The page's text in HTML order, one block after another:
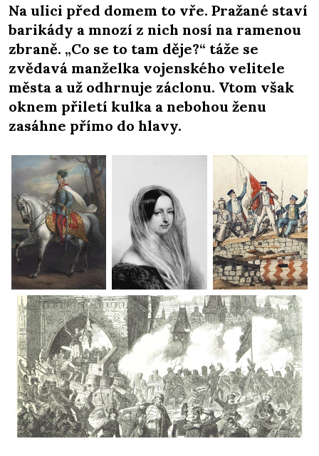
Na ulici před domem to vře. Pražané staví
barikády a mnozí z nich nosí na ramenou
zbraně. „Co se to tam děje?“ táže se
zvědavá manželka vojenského velitele
města a už odhrnuje záclonu. Vtom však
oknem přiletí kulka a nebohou ženu
zasáhne přímo do hlavy.